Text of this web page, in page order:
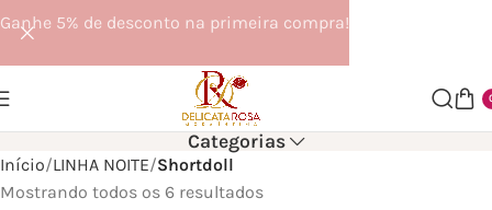
Categorias
Início LINHA NOITE Shortdoll
Mostrando todos os 6 resultados
Ganhe 5% de desconto na primeira compra!